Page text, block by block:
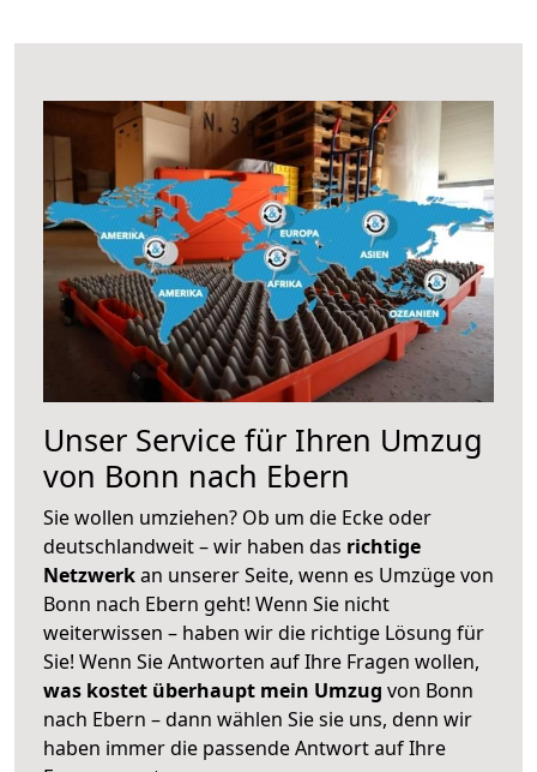
Unser Service für Ihren Umzug
von Bonn nach Ebern
Sie wollen umziehen? Ob um die Ecke oder
deutschlandweit – wir haben das richtige
Netzwerkan unserer Seite, wenn es Umzüge von
Bonn nach Ebern geht! Wenn Sie nicht
weiterwissen – haben wir die richtige Lösung für
Sie! Wenn Sie Antworten auf Ihre Fragen wollen,
was kostet überhaupt mein Umzug von Bonn
nach Ebern – dann wählen Sie sie uns, denn wir
haben immer die passende Antwort auf Ihre